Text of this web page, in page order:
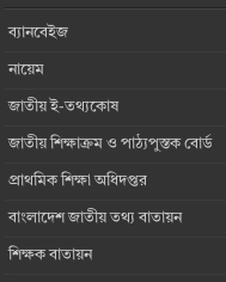
ব্যানবেইজ
নায়েম
জাতীয় ই-তথ্যকোষ
জাতীয় শিক্ষাক্রম ও পাঠ্যপুস্তক বোর্ড
প্রাথমিক শিক্ষা অধিদপ্তর
বাংলাদেশ জাতীয় তথ্য বাতায়ন
শিক্ষক বাতায়ন